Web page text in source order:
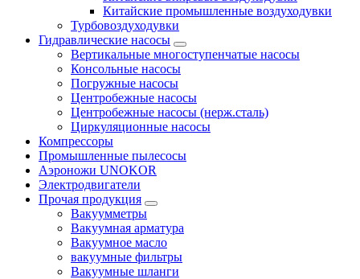
Китайские промышленные воздуходувки
Турбовоздуходувки
Гидравлические насосы
Вертикальные многоступенчатые насосы
Консольные насосы
Погружные насосы
Центробежные насосы
Центробежные насосы (нерж.сталь)
Циркуляционные насосы
Компрессоры
Промышленные пылесосы
Аэроножи UNOKOR
Электродвигатели
Прочая продукция
Вакуумметры
Вакуумная арматура
Вакуумное масло
вакуумные фильтры
Вакуумные шланги